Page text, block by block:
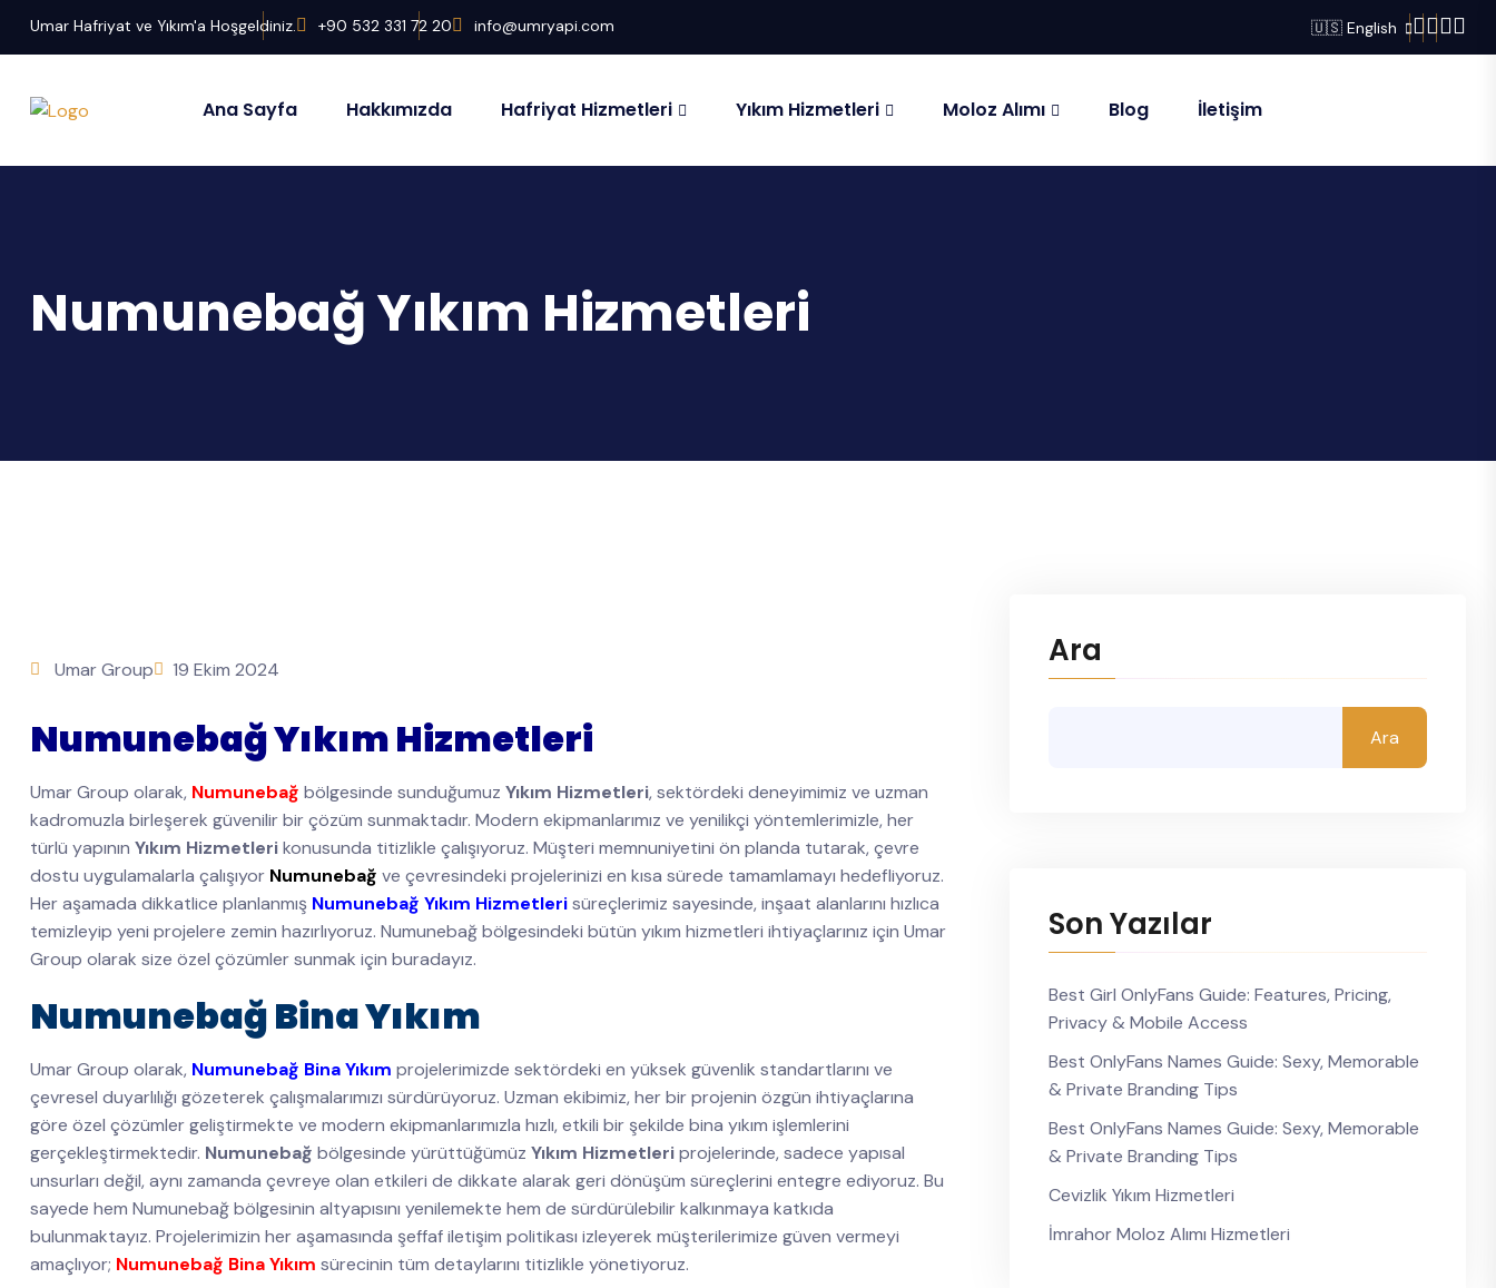
Umar Hafriyat ve Yıkım'a Hoşgeldiniz. +90 532 331 72 20 info@umryapi.com 🇺🇸 English
Ana Sayfa Hakkımızda Hafriyat Hizmetleri Yıkım Hizmetleri Moloz Alımı Blog İletişim
Numunebağ Yıkım Hizmetleri
Umar Group 19 Ekim 2024
Numunebağ Yıkım Hizmetleri
Umar Group olarak, Numunebağ bölgesinde sunduğumuz Yıkım Hizmetleri, sektördeki deneyimimiz ve uzman
kadromuzla birleşerek güvenilir bir çözüm sunmaktadır. Modern ekipmanlarımız ve yenilikçi yöntemlerimizle, her
türlü yapının Yıkım Hizmetlerikonusunda titizlikle çalışıyoruz. Müşteri memnuniyetini ön planda tutarak, çevre
dostu uygulamalarla çalışıyor Numunebağ ve çevresindeki projelerinizi en kısa sürede tamamlamayı hedefliyoruz.
Her aşamada dikkatlice planlanmış Numunebağ Yıkım Hizmetlerisüreçlerimiz sayesinde, inşaat alanlarını hızlıca
temizleyip yeni projelere zemin hazırlıyoruz. Numunebağ bölgesindeki bütün yıkım hizmetleri ihtiyaçlarınız için Umar
Group olarak size özel çözümler sunmak için buradayız.
Numunebağ Bina Yıkım
Umar Group olarak, Numunebağ Bina Yıkım projelerimizde sektördeki en yüksek güvenlik standartlarını ve
çevresel duyarlılığı gözeterek çalışmalarımızı sürdürüyoruz. Uzman ekibimiz, her bir projenin özgün ihtiyaçlarına
göre özel çözümler geliştirmekte ve modern ekipmanlarımızla hızlı, etkili bir şekilde bina yıkım işlemlerini
gerçekleştirmektedir. Numunebağ bölgesinde yürüttüğümüz Yıkım Hizmetleriprojelerinde, sadece yapısal
unsurları değil, aynı zamanda çevreye olan etkileri de dikkate alarak geri dönüşüm süreçlerini entegre ediyoruz. Bu
sayede hem Numunebağ bölgesinin altyapısını yenilemekte hem de sürdürülebilir kalkınmaya katkıda
bulunmaktayız. Projelerimizin her aşamasında şeffaf iletişim politikası izleyerek müşterilerimize güven vermeyi
amaçlıyor; Numunebağ Bina Yıkım sürecinin tüm detaylarını titizlikle yönetiyoruz.
Ara
Ara
Son Yazılar
Best Girl OnlyFans Guide: Features, Pricing,
Privacy & Mobile Access
Best OnlyFans Names Guide: Sexy, Memorable
& Private Branding Tips
Best OnlyFans Names Guide: Sexy, Memorable
& Private Branding Tips
Cevizlik Yıkım Hizmetleri
İmrahor Moloz Alımı Hizmetleri